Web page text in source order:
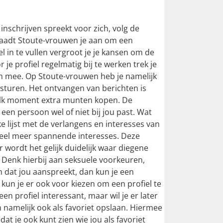
spreekt voor zich, volg de
Stoute-vrouwen je aan om een
in te vullen vergroot je je kansen om de
je profiel regelmatig bij te werken trek je
Op Stoute-vrouwen heb je namelijk
Het ontvangen van berichten is
moment extra munten kopen. De
persoon wel of niet bij jou past. Wat
lijst met de verlangens en interesses van
meer spannende interesses. Deze
het gelijk duidelijk waar diegene
hierbij aan seksuele voorkeuren,
dat jou aanspreekt, dan kun je een
je er ook voor kiezen om een profiel te
profiel interessant, maar wil je er later
ook als favoriet opslaan. Hiermee
je ook kunt zien wie jou als favoriet